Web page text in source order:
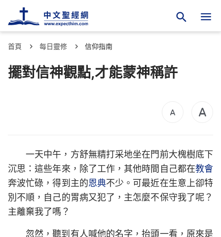
首頁 每日靈修 信仰指南
擺對信神觀點,才能蒙神稱許
一天中午，方舒無精打采地坐在門前大槐樹底下
沉思：這些年來，除了工作，其他時間自己都在教會
奔波忙碌，得到主的恩典不少。可最近在生意上卻特
別不順，自己的胃病又犯了，主怎麼不保守我了呢？
主離棄我了嗎？
忽然，聽到有人喊他的名字，抬頭一看，原來是